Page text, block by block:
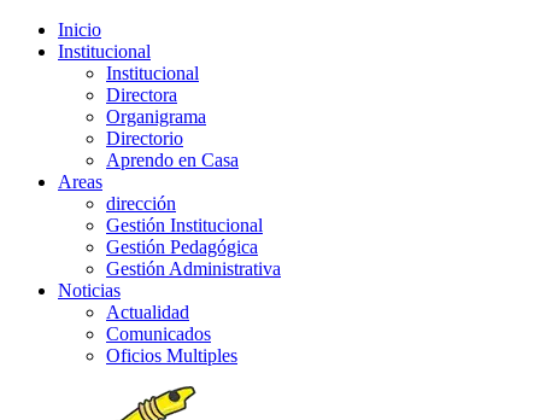
Inicio
Institucional
Institucional
Directora
Organigrama
Directorio
Aprendo en Casa
Areas
dirección
Gestión Institucional
Gestión Pedagógica
Gestión Administrativa
Noticias
Actualidad
Comunicados
Oficios Multiples